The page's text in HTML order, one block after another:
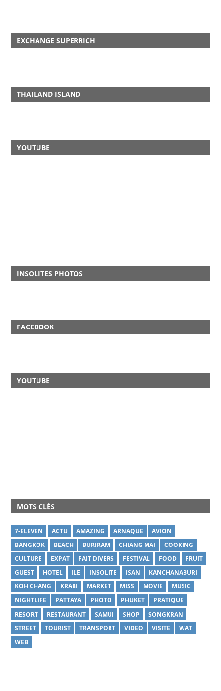
EXCHANGE SUPERRICH
THAILAND ISLAND
YOUTUBE
INSOLITES PHOTOS
FACEBOOK
YOUTUBE
MOTS CLÉS
7-ELEVEN ACTU AMAZING ARNAQUE
AVION
BANGKOK
BEACH BURIRAM CHIANG MAI
COOKING
CULTURE
EXPAT FAIT DIVERS FESTIVAL FOOD
FRUIT
GUEST
HOTEL ILE INSOLITE ISAN
KANCHANABURI
KOH CHANG
KRABI MARKET MISS MOVIE
MUSIC
NIGHTLIFE
PATTAYA PHOTO PHUKET
PRATIQUE
RESORT
RESTAURANT SAMUI SHOP
SONGKRAN
STREET
TOURIST TRANSPORT VIDEO VISITE
WAT
WEB